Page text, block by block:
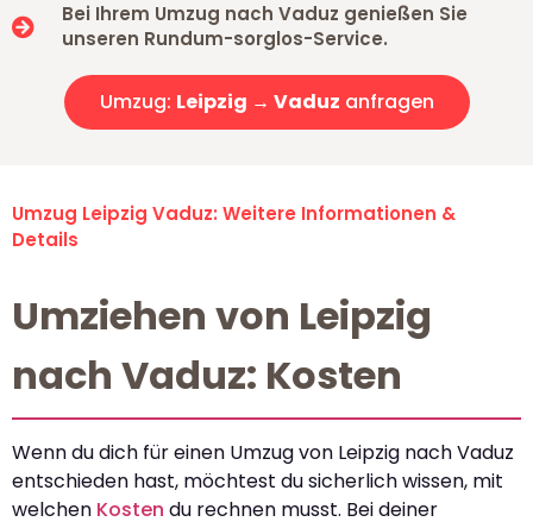
Bei Ihrem Umzug nach Vaduz genießen Sie
unseren Rundum-sorglos-Service.
Umzug: Leipzig → Vaduz anfragen
Umzug Leipzig Vaduz: Weitere Informationen &
Details
Umziehen von Leipzig
nach Vaduz: Kosten
Wenn du dich für einen Umzug von Leipzig nach Vaduz
entschieden hast, möchtest du sicherlich wissen, mit
welchen Kosten du rechnen musst. Bei deiner